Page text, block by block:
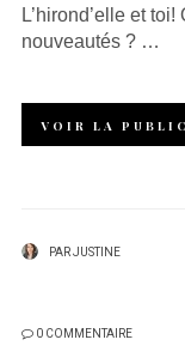
L’hirond’elle et
nouveautés ? …
VOIR LA
PARJUSTINE
0 COMMENTAIRE